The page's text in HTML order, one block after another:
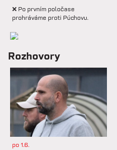
❌ Po prvním poločase
prohráváme proti Púchovu.
📋 Proti Púchovu nastoupíme v
této základní sestavě.
so 7.2.
⚽️ DNES HRAJÍ HANÁCI 🔴⚪️V
dalším přípravném utkání...
Rozhovory
po 1.6.